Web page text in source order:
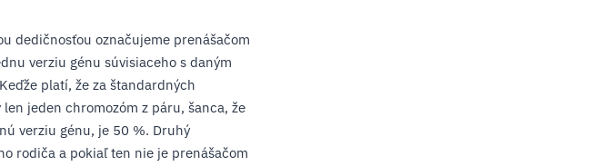
dedičnosťou označujeme prenášačom
verziu génu súvisiaceho s daným
platí, že za štandardných
jeden chromozóm z páru, šanca, že
verziu génu, je 50 %. Druhý
rodiča a pokiaľ ten nie je prenášačom